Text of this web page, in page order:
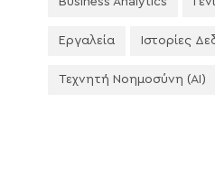
Εργαλεία Ιστορίες
Τεχνητή Νοημοσύνη (AI)